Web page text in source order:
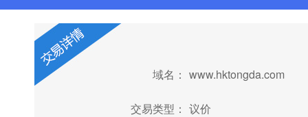
域名： www.hktongda.com
交易类型： 议价